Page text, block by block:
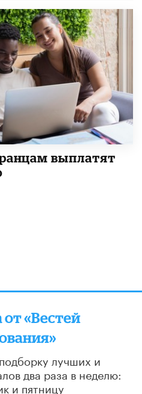
выплатят
«Вестей
лучших и
два раза в неделю:
и пятницу